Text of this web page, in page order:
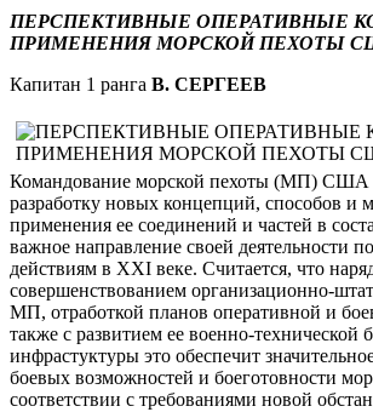
ПЕРСПЕКТИВНЫЕ ОПЕРАТИВНЫЕ
ПРИМЕНЕНИЯ МОРСКОЙ ПЕХОТЫ
Капитан 1 ранга В. СЕРГЕЕВ
Командование морской пехоты (МП) США
разработку новых концепций, способов и
применения ее соединений и частей в
важное направление своей деятельности
действиям в XXI веке. Считается, что
совершенствованием организационно-
МП, отработкой планов оперативной и
также с развитием ее военно-технической
инфрастуктуры это обеспечит
боевых возможностей и боеготовности
соответствии с требованиями новой